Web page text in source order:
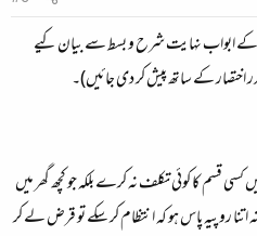
کے ابواب نہایت شرح و بسط سے بیان کیے
کے ساتھ پیش کر دی جائیں)۔
قسم کا کوئی تکلف نہ کرے بلکہ جو کچھ گھر میں
اتنا روپیہ پاس ہو کہ انتظام کر سکے تو قرض لے کر